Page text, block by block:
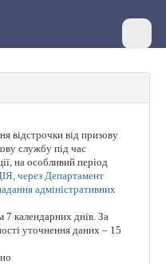
відстрочки від призову
службу під час
на особливий період
через Департамент
адміністративних
7 календарних днів. За
уточнення даних – 15